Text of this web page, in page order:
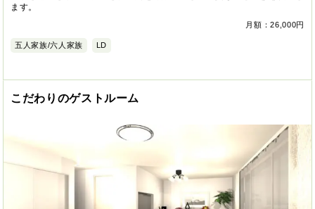
ます。
月額：26,000円
五人家族/六人家族 LD
こだわりのゲストルーム